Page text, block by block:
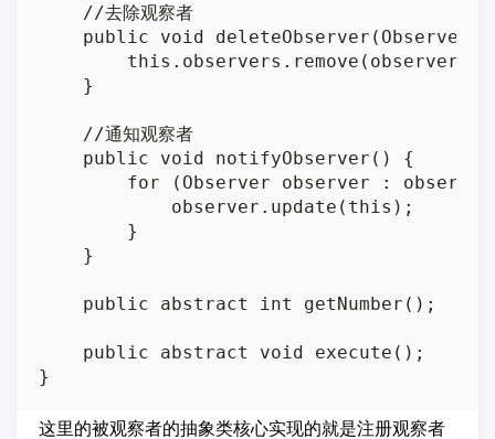
    //去除观察者
public void deleteObserver(Observer
        this.observers.remove(observer);
    }
    //通知观察者
    public void notifyObserver() {
for (Observer observer :
            observer.update(this);
        }
    }
    public abstract int getNumber();
    public abstract void execute();
这里的被观察者的抽象类核心实现的就是注册观察者